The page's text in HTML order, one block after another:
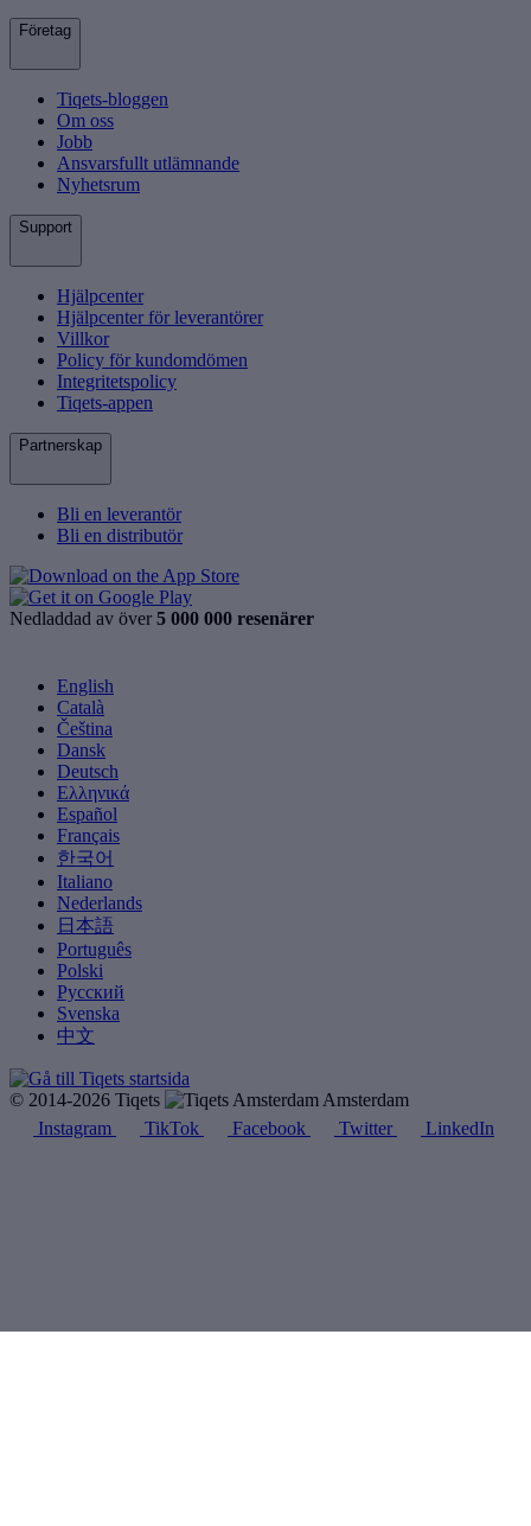
Företag
Tiqets-bloggen
Om oss
Jobb
Ansvarsfullt utlämnande
Nyhetsrum
Support
Hjälpcenter
Hjälpcenter för leverantörer
Villkor
Policy för kundomdömen
Integritetspolicy
Tiqets-appen
Partnerskap
Bli en leverantör
Bli en distributör
Nedladdad av över 5 000 000 resenärer
English
Català
Čeština
Dansk
Deutsch
Ελληνικά
Español
Français
한국어
Italiano
Nederlands
日本語
Português
Polski
Русский
Svenska
中文
© 2014-2026 Tiqets
Amsterdam
Instagram
TikTok Facebook Twitter LinkedIn